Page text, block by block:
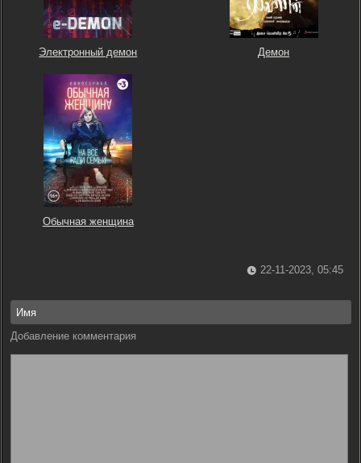
Электронный демон Демон
Обычная женщина
22-11-2023, 05:45
Добавление комментария